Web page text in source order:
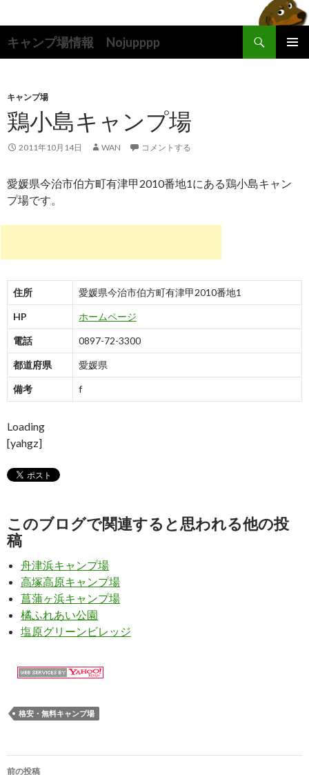
キャンプ場情報 Nojupppp
索
ン
ツ
へ
ス
プ
キャンプ場
鶏小島キャンプ場
2011年10月14日 WAN コメントする
愛媛県今治市伯方町有津甲2010番地1にある鶏小島キャン
プ場です。
住所 愛媛県今治市伯方町有津甲2010番地1
HP ホームページ
電話 0897-72-3300
都道府県 愛媛県
備考 f
Loading
[yahgz]
このブログで関連すると思われる他の投
稿
舟津浜キャンプ場
高塚高原キャンプ場
菖蒲ヶ浜キャンプ場
橘ふれあい公園
塩原グリーンビレッジ
格安・無料キャンプ場
前の投稿